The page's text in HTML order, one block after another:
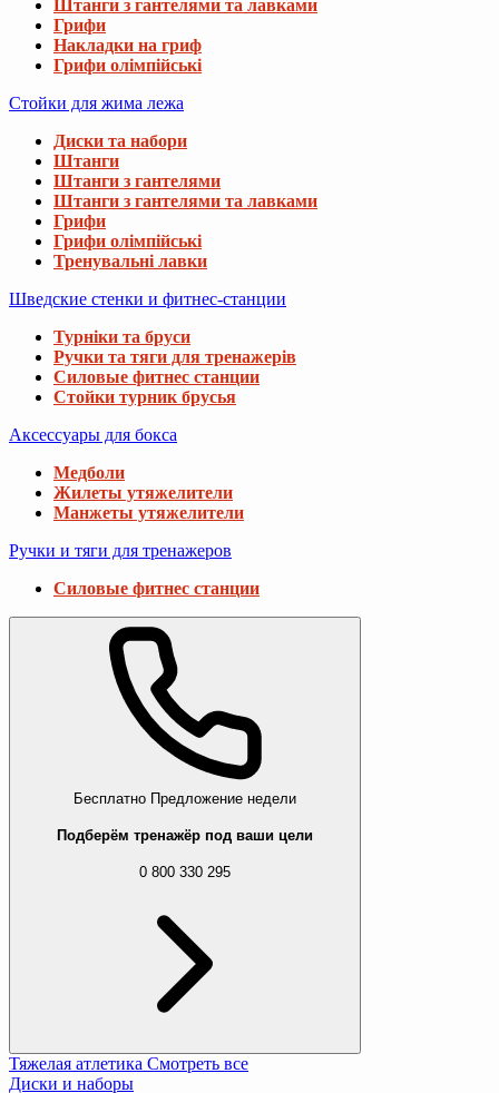
Штанги з гантелями та лавками
Грифи
Накладки на гриф
Грифи олімпійські
Стойки для жима лежа
Диски та набори
Штанги
Штанги з гантелями
Штанги з гантелями та лавками
Грифи
Грифи олімпійські
Тренувальні лавки
Шведские стенки и фитнес-станции
Турніки та бруси
Ручки та тяги для тренажерів
Силовые фитнес станции
Стойки турник брусья
Аксессуары для бокса
Медболи
Жилеты утяжелители
Манжеты утяжелители
Ручки и тяги для тренажеров
Силовые фитнес станции
Бесплатно Предложение недели
Подберём тренажёр под ваши цели
0 800 330 295
Тяжелая атлетика Смотреть все
Диски и наборы